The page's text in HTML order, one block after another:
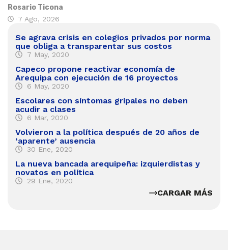
Rosario Ticona
7 Ago, 2026
Se agrava crisis en colegios privados por norma
que obliga a transparentar sus costos
7 May, 2020
Capeco propone reactivar economía de
Arequipa con ejecución de 16 proyectos
6 May, 2020
Escolares con síntomas gripales no deben
acudir a clases
6 Mar, 2020
Volvieron a la política después de 20 años de
‘aparente’ ausencia
30 Ene, 2020
La nueva bancada arequipeña: izquierdistas y
novatos en política
29 Ene, 2020
CARGAR MÁS